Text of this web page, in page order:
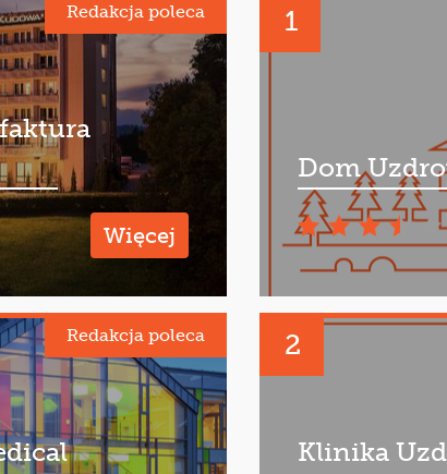
Redakcja poleca
Więcej
Redakcja poleca
1
Dom
2
Klinika